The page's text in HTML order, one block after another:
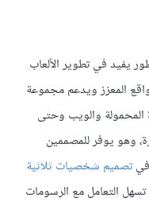
يفيد في تطوير الألعاب
المعزز ويدعم مجموعة
المحمولة والويب وحتى
وهو يوفر للمصممين
تصميم شخصيات ثلاثية
التعامل مع الرسومات